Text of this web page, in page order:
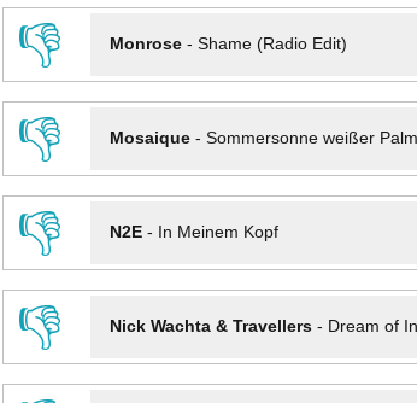
👎
Monrose- Shame (Radio Edit)
👎
Mosaique- Sommersonne weißer
👎
N2E- In Meinem Kopf
👎
Nick Wachta & Travellers- Dream of